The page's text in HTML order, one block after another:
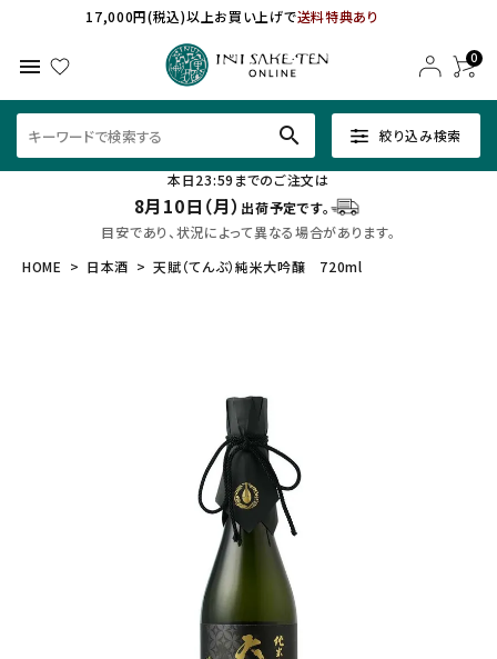
17,000円(税込)以上お買い上げで送料特典あり
menu 0
絞り込み検索
search
本日23:59までのご注文は
8月10日（月） 出荷予定です。
目安であり、状況によって異なる場合があります。
HOME
日本酒 天賦（てんぶ）純米大吟醸 720ml